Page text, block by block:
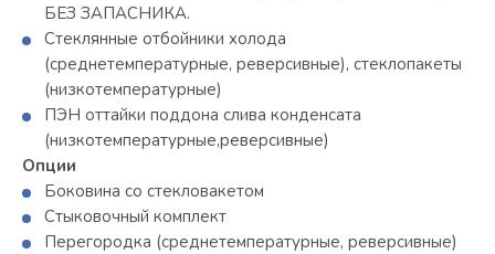
БЕЗ ЗАПАСНИКА.
Стеклянные отбойники холода
(среднетемпературные, реверсивные), стеклопакеты
(низкотемпературные)
ПЭН оттайки поддона слива конденсата
(низкотемпературные,реверсивные)
Опции
Боковина со стекловакетом
Стыковочный комплект
Перегородка (среднетемпературные, реверсивные)